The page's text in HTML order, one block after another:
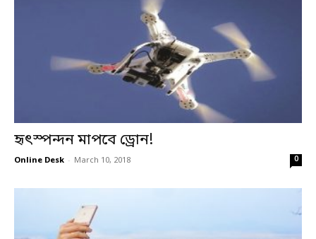
হৃৎস্পন্দন মাপবে ড্রোন!
Online Desk - March 10, 2018 0